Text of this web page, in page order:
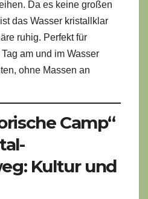
Da es keine großen
das Wasser kristallklar
ruhig. Perfekt für
am und im Wasser
ohne Massen an
Camp“
Kultur und